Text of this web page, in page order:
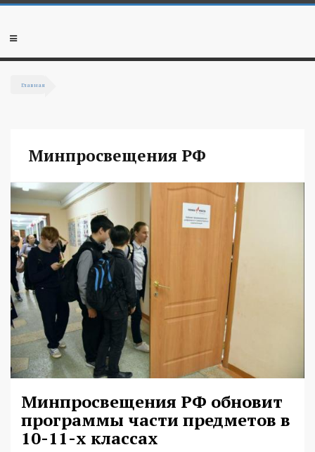
Перейти к основному содержанию
Мобильное
Главная
Минпросвещения РФ
Минпросвещения РФ обновит
программы части предметов в
10-11-х классах